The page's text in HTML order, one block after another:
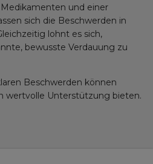
und einer
sich die Beschwerden in
lohnt es sich,
bewusste Verdauung zu
Beschwerden können
wertvolle Unterstützung bieten.